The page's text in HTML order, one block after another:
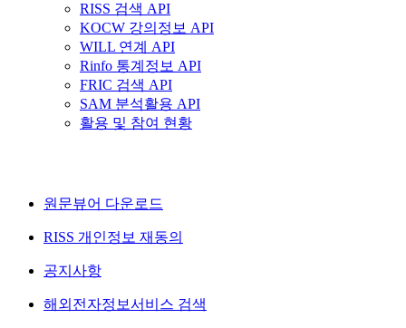
RISS 검색 API
KOCW 강의정보 API
WILL 연계 API
Rinfo 통계정보 API
FRIC 검색 API
SAM 분석활용 API
활용 및 참여 현황
원문뷰어 다운로드
RISS 개인정보 재동의
공지사항
해외전자정보서비스 검색